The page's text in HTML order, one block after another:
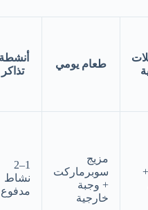
طعام يومي
تذاكر
مزيج
سوبرماركت
+ وجبة
خارجية
1–2
نشاط
مدفوع